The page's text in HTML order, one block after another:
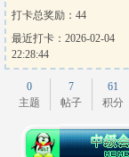
打卡总奖励：44
最近打卡：2026-02-04
22:28:44
0
主题
7
帖子
61
积分